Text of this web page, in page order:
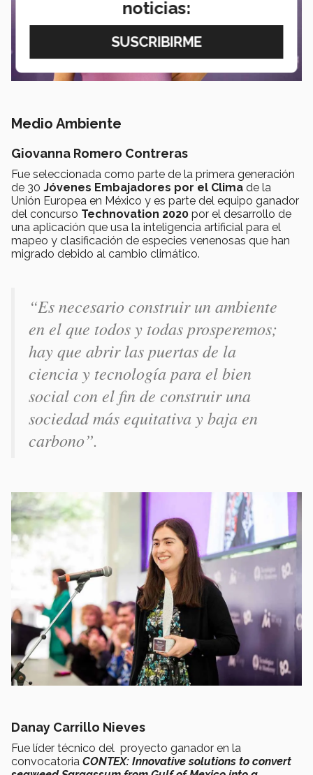
Medio Ambiente
Giovanna Romero Contreras
Fue seleccionada como parte de la primera generación
de 30 Jóvenes Embajadores por el Clima de la
Unión Europea en México y es parte del equipo ganador
del concurso Technovation 2020 por el desarrollo de
una aplicación que usa la inteligencia artificial para el
mapeo y clasificación de especies venenosas que han
migrado debido al cambio climático.
“Es necesario construir un ambiente
en el que todos y todas prosperemos;
hay que abrir las puertas de la
ciencia y tecnología para el bien
social con el fin de construir una
sociedad más equitativa y baja en
carbono”.
Danay Carrillo Nieves
Fue líder técnico del proyecto ganador en la
convocatoria CONTEX: Innovative solutions to convert
noticias: